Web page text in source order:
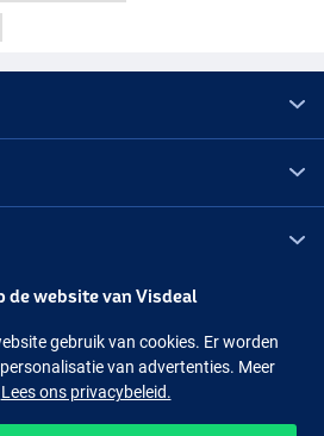
Instagram
de website van Visdeal
gebruik van cookies. Er worden
van advertenties. Meer
Lees ons privacybeleid.